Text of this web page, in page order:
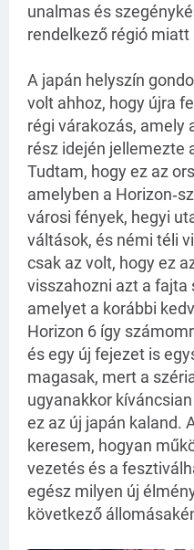
unalmas és
rendelkező régió miatt
A japán helyszín
volt ahhoz, hogy újra
régi várakozás, amely
rész idején jellemezte
Tudtam, hogy ez az
amelyben a
városi fények, hegyi
váltások, és némi téli
csak az volt, hogy ez
visszahozni azt a fajta
amelyet a korábbi
Horizon 6 így
és egy új fejezet is
magasak, mert a
ugyanakkor
ez az új japán kaland.
keresem, hogyan
vezetés és a
egész milyen új
következő